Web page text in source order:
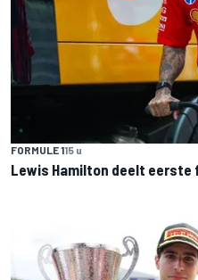
FORMULE 115 u
Lewis Hamilton deelt eerste